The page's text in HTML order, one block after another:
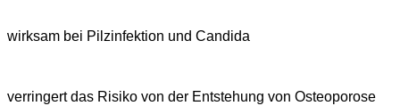
wirksam bei Pilzinfektion und Candida
verringert das Risiko von der Entstehung von Osteoporose